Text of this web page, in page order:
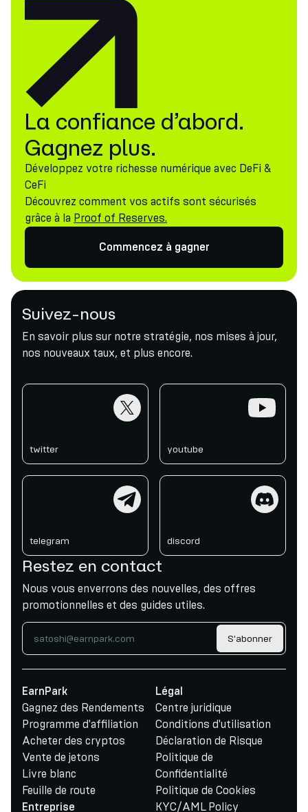
La confiance d’abord.
Gagnez plus.
Développez votre richesse numérique avec DeFi &
CeFi
Découvrez comment vos actifs sont sécurisés
grâce à la Proof of Reserves.
Commencez à gagner
Suivez-nous
En savoir plus sur notre stratégie, nos mises à jour,
nos nouveaux taux, et plus encore.
twitter youtube
telegram discord
Restez en contact
Nous vous enverrons des nouvelles, des offres
promotionnelles et des guides utiles.
S'abonner
EarnPark
Gagnez des Rendements
Programme d'affiliation
Acheter des cryptos
Vente de jetons
Livre blanc
Feuille de route
Entreprise
Légal
Centre juridique
Conditions d'utilisation
Déclaration de Risque
Politique de
Confidentialité
Politique de Cookies
KYC/AML Policy